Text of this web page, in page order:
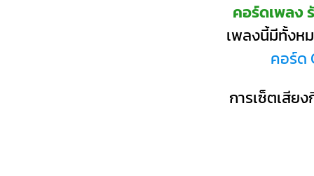
คอร์ดเพลง
เพลงนี้มีทั้งห
คอร์ด
การเซ็ตเสีย